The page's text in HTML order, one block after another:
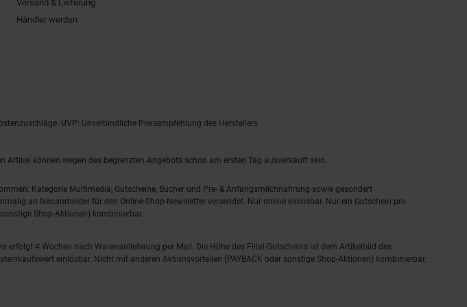
Versand & Lieferung
Händler werden
UVP: Unverbindliche Preisempfehlung des Herstellers.
können wegen des begrenzten Angebots schon am ersten Tag ausverkauft sein.
Kategorie Multimedia, Gutscheine, Bücher und Pre- & Anfangsmilchnahrung sowie gesondert
an Neuanmelder für den Online-Shop-Newsletter versendet. Nur online einlösbar. Nur ein Gutschein pro
Shop-Aktionen) kombinierbar.
erfolgt 4 Wochen nach Warenanlieferung per Mail. Die Höhe des Filial-Gutscheins ist dem Artikelbild des
einlösbar. Nicht mit anderen Aktionsvorteilen (PAYBACK oder sonstige Shop-Aktionen) kombinierbar.